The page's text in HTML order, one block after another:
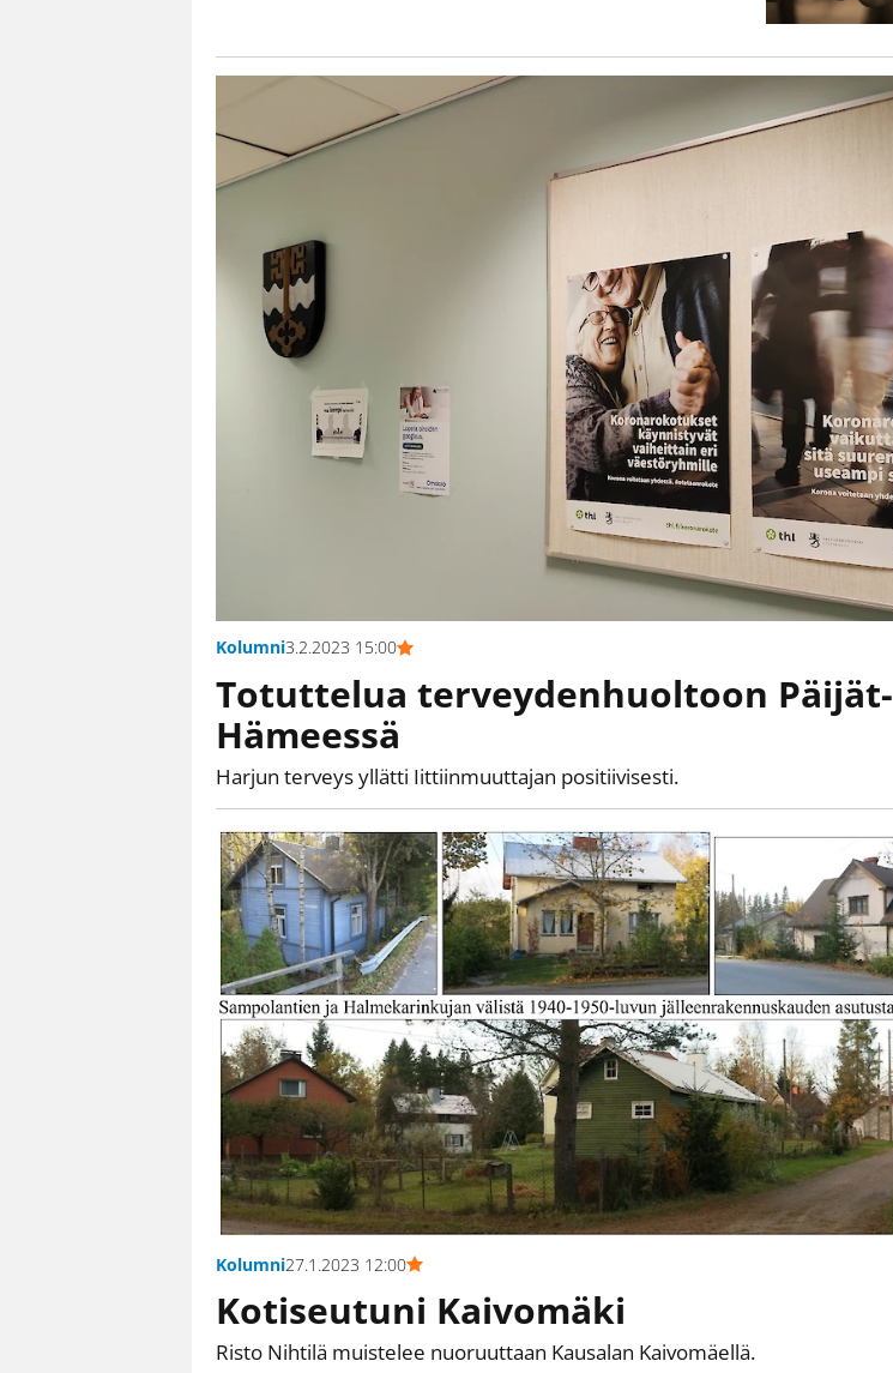
Kolumni3.2.2023 15:00
Totuttelua terveydenhuoltoon Päijät-
Hämeessä
Harjun terveys yllätti Iittiinmuuttajan positiivisesti.
Kolumni27.1.2023 12:00
Kotiseutuni Kaivomäki
Risto Nihtilä muistelee nuoruuttaan Kausalan Kaivomäellä.